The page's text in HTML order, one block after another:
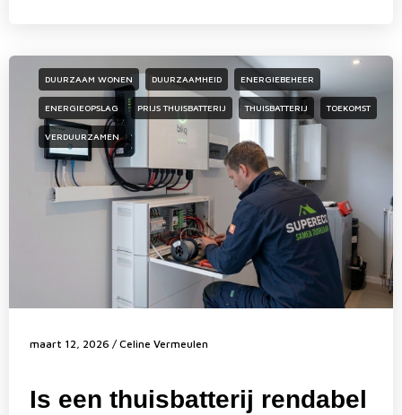
DUURZAAM WONEN DUURZAAMHEID ENERGIEBEHEER
ENERGIEOPSLAG PRIJS THUISBATTERIJ THUISBATTERIJ TOEKOMST
VERDUURZAMEN
maart 12, 2026 / Celine Vermeulen
Is een thuisbatterij rendabel